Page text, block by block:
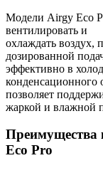
Модели Airgy Eco
вентилировать и
охлаждать воздух,
дозированной
эффективно в
позволяет
жаркой и влажной
Преимущества
Eco Pro